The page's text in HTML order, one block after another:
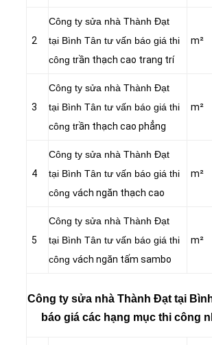
2
Công ty sửa nhà Thành Đạt
tại Bình Tân tư vấn báo giá thi
công trần thạch cao trang trí
m²
3
Công ty sửa nhà Thành Đạt
tại Bình Tân tư vấn báo giá thi
công trần thạch cao phẳng
m²
4
Công ty sửa nhà Thành Đạt
tại Bình Tân tư vấn báo giá thi
công vách ngăn thạch cao
m²
5
Công ty sửa nhà Thành Đạt
tại Bình Tân tư vấn báo giá thi
công vách ngăn tấm sambo
m²
Công ty sửa nhà Thành Đạt tại
báo giá các hạng mục thi công